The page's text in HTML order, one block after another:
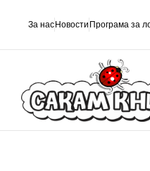
За нас Новости Програма за